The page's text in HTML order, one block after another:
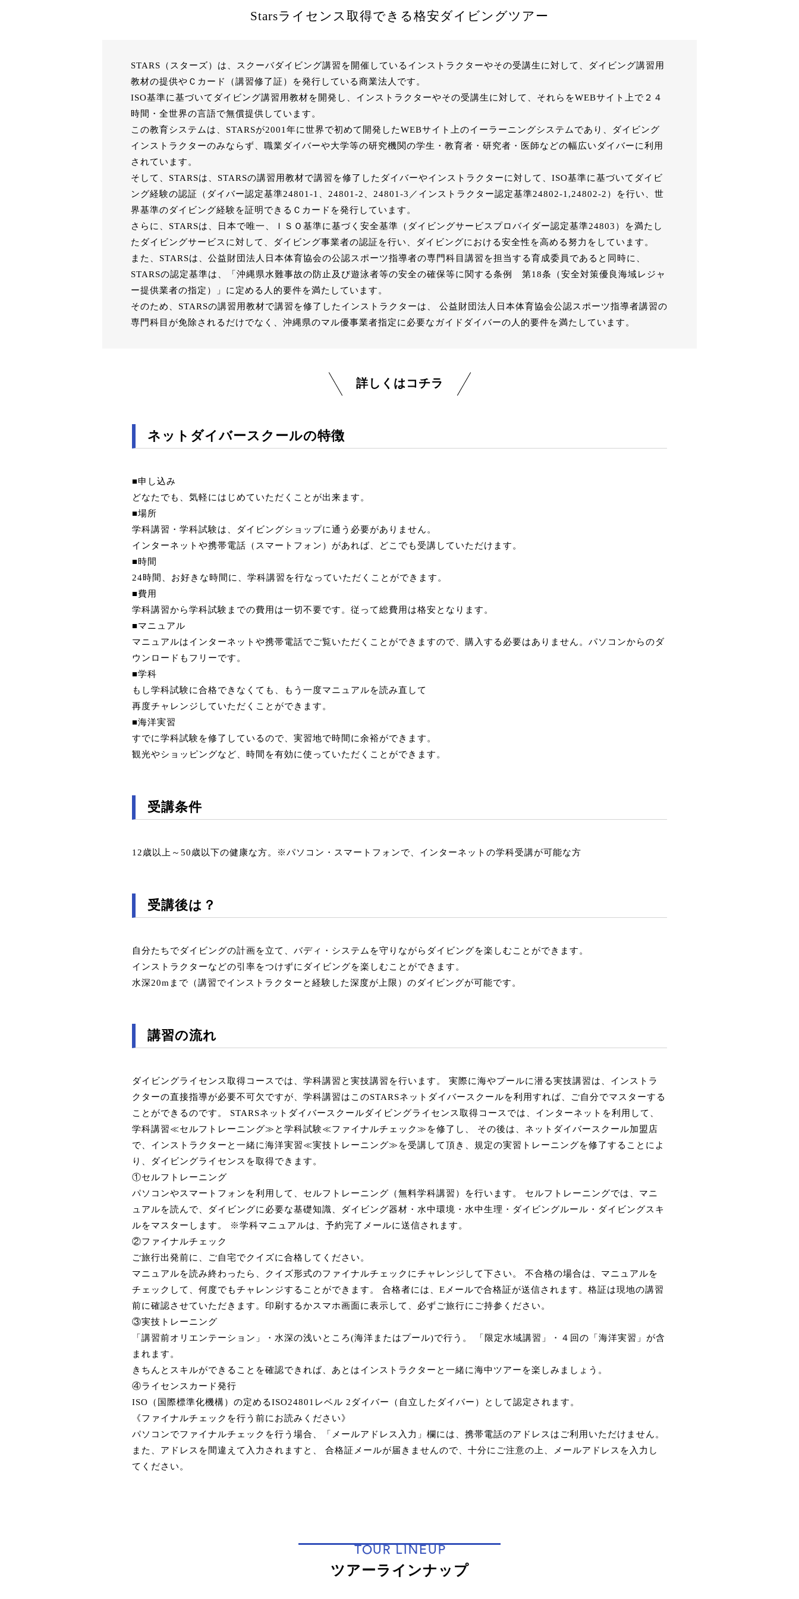
Starsライセンス取得できる格安ダイビングツアー
STARS（スターズ）は、スクーバダイビング講習を開催しているインストラクターやその受講生に対して、ダイビング講習用
教材の提供やＣカード（講習修了証）を発行している商業法人です。
ISO基準に基づいてダイビング講習用教材を開発し、インストラクターやその受講生に対して、それらをWEBサイト上で２４
時間・全世界の言語で無償提供しています。
この教育システムは、STARSが2001年に世界で初めて開発したWEBサイト上のイーラーニングシステムであり、ダイビング
インストラクターのみならず、職業ダイバーや大学等の研究機関の学生・教育者・研究者・医師などの幅広いダイバーに利用
されています。
そして、STARSは、STARSの講習用教材で講習を修了したダイバーやインストラクターに対して、ISO基準に基づいてダイビ
ング経験の認証（ダイバー認定基準24801-1、24801-2、24801-3／インストラクター認定基準24802-1,24802-2）を行い、世
界基準のダイビング経験を証明できるＣカードを発行しています。
さらに、STARSは、日本で唯一、ＩＳＯ基準に基づく安全基準（ダイビングサービスプロバイダー認定基準24803）を満たし
たダイビングサービスに対して、ダイビング事業者の認証を行い、ダイビングにおける安全性を高める努力をしています。
また、STARSは、公益財団法人日本体育協会の公認スポーツ指導者の専門科目講習を担当する育成委員であると同時に、
STARSの認定基準は、「沖縄県水難事故の防止及び遊泳者等の安全の確保等に関する条例 第18条（安全対策優良海域レジャ
ー提供業者の指定）」に定める人的要件を満たしています。
そのため、STARSの講習用教材で講習を修了したインストラクターは、 公益財団法人日本体育協会公認スポーツ指導者講習の
専門科目が免除されるだけでなく、沖縄県のマル優事業者指定に必要なガイドダイバーの人的要件を満たしています。
詳しくはコチラ
ネットダイバースクールの特徴
■申し込み
どなたでも、気軽にはじめていただくことが出来ます。
■場所
学科講習・学科試験は、ダイビングショップに通う必要がありません。
インターネットや携帯電話（スマートフォン）があれば、どこでも受講していただけます。
■時間
24時間、お好きな時間に、学科講習を行なっていただくことができます。
■費用
学科講習から学科試験までの費用は一切不要です。従って総費用は格安となります。
■マニュアル
マニュアルはインターネットや携帯電話でご覧いただくことができますので、購入する必要はありません。パソコンからのダ
ウンロードもフリーです。
■学科
もし学科試験に合格できなくても、もう一度マニュアルを読み直して
再度チャレンジしていただくことができます。
■海洋実習
すでに学科試験を修了しているので、実習地で時間に余裕ができます。
観光やショッピングなど、時間を有効に使っていただくことができます。
受講条件
12歳以上～50歳以下の健康な方。※パソコン・スマートフォンで、インターネットの学科受講が可能な方
受講後は？
自分たちでダイビングの計画を立て、バディ・システムを守りながらダイビングを楽しむことができます。
インストラクターなどの引率をつけずにダイビングを楽しむことができます。
水深20mまで（講習でインストラクターと経験した深度が上限）のダイビングが可能です。
講習の流れ
ダイビングライセンス取得コースでは、学科講習と実技講習を行います。 実際に海やプールに潜る実技講習は、インストラ
クターの直接指導が必要不可欠ですが、学科講習はこのSTARSネットダイバースクールを利用すれば、ご自分でマスターする
ことができるのです。 STARSネットダイバースクールダイビングライセンス取得コースでは、インターネットを利用して、
学科講習≪セルフトレーニング≫と学科試験≪ファイナルチェック≫を修了し、 その後は、ネットダイバースクール加盟店
で、インストラクターと一緒に海洋実習≪実技トレーニング≫を受講して頂き、規定の実習トレーニングを修了することによ
り、ダイビングライセンスを取得できます。
①セルフトレーニング
パソコンやスマートフォンを利用して、セルフトレーニング（無料学科講習）を行います。 セルフトレーニングでは、マニ
ュアルを読んで、ダイビングに必要な基礎知識、ダイビング器材・水中環境・水中生理・ダイビングルール・ダイビングスキ
ルをマスターします。 ※学科マニュアルは、予約完了メールに送信されます。
②ファイナルチェック
ご旅行出発前に、ご自宅でクイズに合格してください。
マニュアルを読み終わったら、クイズ形式のファイナルチェックにチャレンジして下さい。 不合格の場合は、マニュアルを
チェックして、何度でもチャレンジすることができます。 合格者には、Eメールで合格証が送信されます。格証は現地の講習
前に確認させていただきます。印刷するかスマホ画面に表示して、必ずご旅行にご持参ください。
③実技トレーニング
「講習前オリエンテーション」・水深の浅いところ(海洋またはプール)で行う。 「限定水域講習」・４回の「海洋実習」が含
まれます。
きちんとスキルができることを確認できれば、あとはインストラクターと一緒に海中ツアーを楽しみましょう。
④ライセンスカード発行
ISO（国際標準化機構）の定めるISO24801レベル 2ダイバー（自立したダイバー）として認定されます。
《ファイナルチェックを行う前にお読みください》
パソコンでファイナルチェックを行う場合、「メールアドレス入力」欄には、携帯電話のアドレスはご利用いただけません。
また、アドレスを間違えて入力されますと、 合格証メールが届きませんので、十分にご注意の上、メールアドレスを入力し
てください。
TOUR LINEUP
ツアーラインナップ